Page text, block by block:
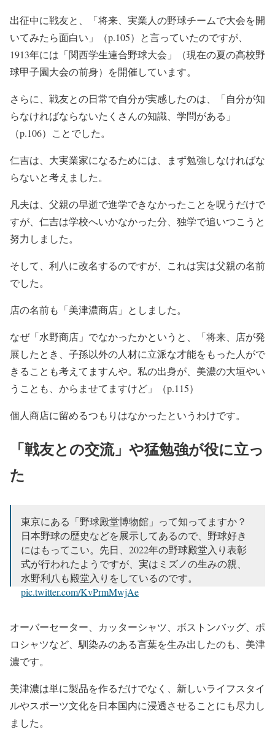
出征中に戦友と、「将来、実業人の野球チームで大会を開
いてみたら面白い」（p.105）と言っていたのですが、
1913年には「関西学生連合野球大会」（現在の夏の高校野
球甲子園大会の前身）を開催しています。
さらに、戦友との日常で自分が実感したのは、「自分が知
らなければならないたくさんの知識、学問がある」
（p.106）ことでした。
仁吉は、大実業家になるためには、まず勉強しなければな
らないと考えました。
凡夫は、父親の早逝で進学できなかったことを呪うだけで
すが、仁吉は学校へいかなかった分、独学で追いつこうと
努力しました。
そして、利八に改名するのですが、これは実は父親の名前
でした。
店の名前も「美津濃商店」としました。
なぜ「水野商店」でなかったかというと、「将来、店が発
展したとき、子孫以外の人材に立派な才能をもった人がで
きることも考えてますんや。私の出身が、美濃の大垣やい
うことも、からませてますけど」（p.115）
個人商店に留めるつもりはなかったというわけです。
「戦友との交流」や猛勉強が役に立っ
た
東京にある「野球殿堂博物館」って知ってますか？
日本野球の歴史などを展示してあるので、野球好き
にはもってこい。先日、2022年の野球殿堂入り表彰
式が行われたようですが、実はミズノの生みの親、
水野利八も殿堂入りをしているのです。
pic.twitter.com/KvPrmMwjAe
2022
オーバーセーター、カッターシャツ、ボストンバッグ、ポ
ロシャツなど、馴染みのある言葉を生み出したのも、美津
濃です。
美津濃は単に製品を作るだけでなく、新しいライフスタイ
ルやスポーツ文化を日本国内に浸透させることにも尽力し
ました。